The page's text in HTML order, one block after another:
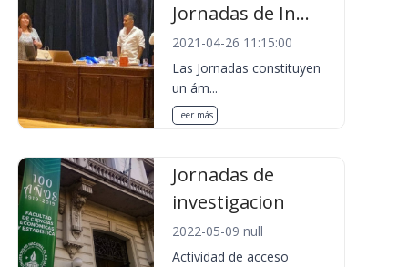
Jornadas de In...
2021-04-26 11:15:00
Las Jornadas constituyen
un ám...
Leer más
Jornadas de
investigacion
2022-05-09 null
Actividad de acceso